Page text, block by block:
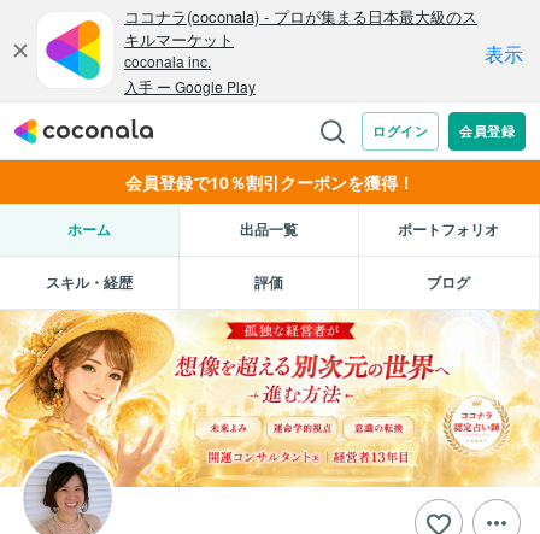
会員登録で10％割引クーポンを獲得！
ホーム 出品一覧 ポートフォリオ
スキル・経歴 評価 ブログ